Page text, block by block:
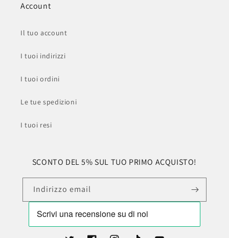
Account
Il tuo account
I tuoi indirizzi
I tuoi ordini
Le tue spedizioni
I tuoi resi
SCONTO DEL 5% SUL TUO PRIMO ACQUISTO!
Indirizzo email